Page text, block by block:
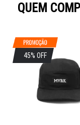
QUEM
45% OFF